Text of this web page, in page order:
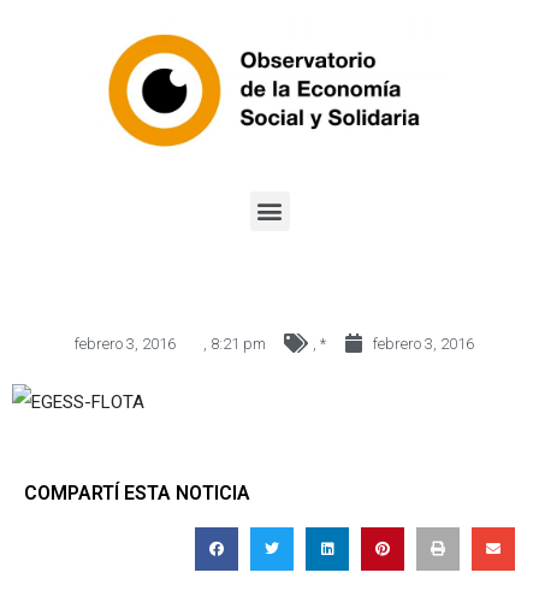
febrero 3, 2016 8:21 pm * febrero 3, 2016
COMPARTÍ ESTA NOTICIA